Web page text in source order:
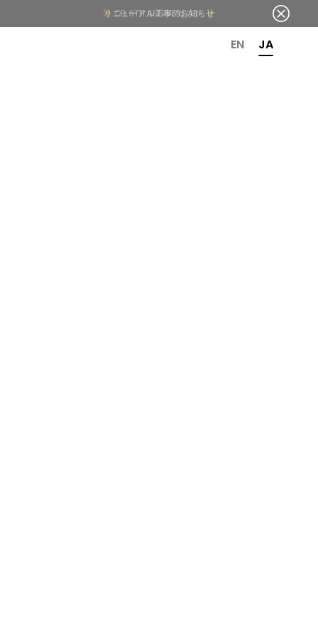
EN JA
リニューアル工事のお知らせ
OR 6TH ANNIVERSARY